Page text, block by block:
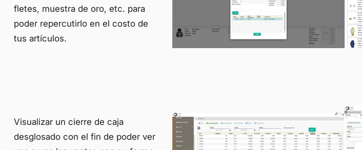
fletes, muestra de oro, etc. para
poder repercutirlo en el costo de
tus artículos.
Visualizar un cierre de caja
desglosado con el fin de poder ver